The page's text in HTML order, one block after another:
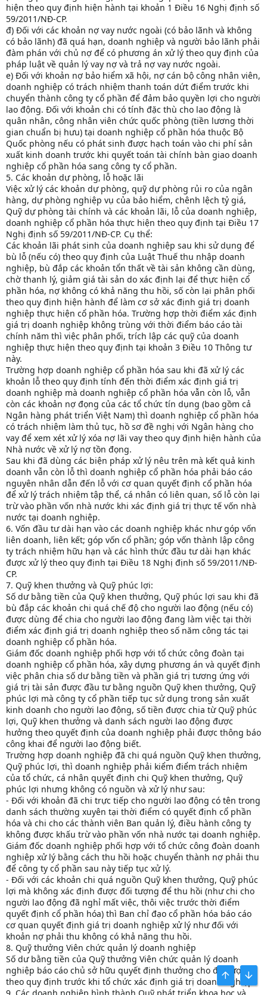
hiện theo quy định hiện hành tại khoản 1 Điều 16 Nghị định số
59/2011/NĐ-CP.
đ) Đối với các khoản nợ vay nước ngoài (có bảo lãnh và không
có bảo lãnh) đã quá hạn, doanh nghiệp và người bảo lãnh phải
đàm phán với chủ nợ để có phương án xử lý theo quy định của
pháp luật về quản lý vay nợ và trả nợ vay nước ngoài.
e) Đối với khoản nợ bảo hiểm xã hội, nợ cán bộ công nhân viên,
doanh nghiệp có trách nhiệm thanh toán dứt điểm trước khi
chuyển thành công ty cổ phần để đảm bảo quyền lợi cho người
lao động. Đối với khoản chi có tính đặc thù cho lao động là
quân nhân, công nhân viên chức quốc phòng (tiền lương thời
gian chuẩn bị hưu) tại doanh nghiệp cổ phần hóa thuộc Bộ
Quốc phòng nếu có phát sinh được hạch toán vào chi phí sản
xuất kinh doanh trước khi quyết toán tài chính bàn giao doanh
nghiệp cổ phần hóa sang công ty cổ phần.
5. Các khoản dự phòng, lỗ hoặc lãi
Việc xử lý các khoản dự phòng, quỹ dự phòng rủi ro của ngân
hàng, dự phòng nghiệp vụ của bảo hiểm, chênh lệch tỷ giá,
Quỹ dự phòng tài chính và các khoản lãi, lỗ của doanh nghiệp,
doanh nghiệp cổ phần hóa thực hiện theo quy định tại Điều 17
Nghị định số 59/2011/NĐ-CP. Cụ thể:
Các khoản lãi phát sinh của doanh nghiệp sau khi sử dụng để
bù lỗ (nếu có) theo quy định của Luật Thuế thu nhập doanh
nghiệp, bù đắp các khoản tổn thất về tài sản không cần dùng,
chờ thanh lý, giảm giá tài sản do xác định lại để thực hiện cổ
phần hóa, nợ không có khả năng thu hồi, số còn lại phân phối
theo quy định hiện hành để làm cơ sở xác định giá trị doanh
nghiệp thực hiện cổ phần hóa. Trường hợp thời điểm xác định
giá trị doanh nghiệp không trùng với thời điểm báo cáo tài
chính năm thì việc phân phối, trích lập các quỹ của doanh
nghiệp thực hiện theo quy định tại khoản 3 Điều 10 Thông tư
này.
Trường hợp doanh nghiệp cổ phần hóa sau khi đã xử lý các
khoản lỗ theo quy định tính đến thời điểm xác định giá trị
doanh nghiệp mà doanh nghiệp cổ phần hóa vẫn còn lỗ, vẫn
còn các khoản nợ đọng của các tổ chức tín dụng (bao gồm cả
Ngân hàng phát triển Việt Nam) thì doanh nghiệp cổ phần hóa
có trách nhiệm làm thủ tục, hồ sơ đề nghị với Ngân hàng cho
vay để xem xét xử lý xóa nợ lãi vay theo quy định hiện hành của
Nhà nước về xử lý nợ tồn đọng.
Sau khi đã dùng các biện pháp xử lý nêu trên mà kết quả kinh
doanh vẫn còn lỗ thì doanh nghiệp cổ phần hóa phải báo cáo
nguyên nhân dẫn đến lỗ với cơ quan quyết định cổ phần hóa
để xử lý trách nhiệm tập thể, cá nhân có liên quan, số lỗ còn lại
trừ vào phần vốn nhà nước khi xác định giá trị thực tế vốn nhà
nước tại doanh nghiệp.
6. Vốn đầu tư dài hạn vào các doanh nghiệp khác như góp vốn
liên doanh, liên kết; góp vốn cổ phần; góp vốn thành lập công
ty trách nhiệm hữu hạn và các hình thức đầu tư dài hạn khác
được xử lý theo quy định tại Điều 18 Nghị định số 59/2011/NĐ-
CP.
7. Quỹ khen thưởng và Quỹ phúc lợi:
Số dư bằng tiền của Quỹ khen thưởng, Quỹ phúc lợi sau khi đã
bù đắp các khoản chi quá chế độ cho người lao động (nếu có)
được dùng để chia cho người lao động đang làm việc tại thời
điểm xác định giá trị doanh nghiệp theo số năm công tác tại
doanh nghiệp cổ phần hóa.
Giám đốc doanh nghiệp phối hợp với tổ chức công đoàn tại
doanh nghiệp cổ phần hóa, xây dựng phương án và quyết định
việc phân chia số dư bằng tiền và phần giá trị tương ứng với
giá trị tài sản được đầu tư bằng nguồn Quỹ khen thưởng, Quỹ
phúc lợi mà công ty cổ phần tiếp tục sử dụng trong sản xuất
kinh doanh cho người lao động, số tiền được chia từ Quỹ phúc
lợi, Quỹ khen thưởng và danh sách người lao động được
hưởng theo quyết định của doanh nghiệp phải được thông báo
công khai để người lao động biết.
Trường hợp doanh nghiệp đã chi quá nguồn Quỹ khen thưởng,
Quỹ phúc lợi, thì doanh nghiệp phải kiểm điểm trách nhiệm
của tổ chức, cá nhân quyết định chi Quỹ khen thưởng, Quỹ
phúc lợi nhưng không có nguồn và xử lý như sau:
- Đối với khoản đã chi trực tiếp cho người lao động có tên trong
danh sách thường xuyên tại thời điểm có quyết định cổ phần
hóa và chi cho các thành viên Ban quản lý, điều hành công ty
không được khấu trừ vào phần vốn nhà nước tại doanh nghiệp.
Giám đốc doanh nghiệp phối hợp với tổ chức công đoàn doanh
nghiệp xử lý bằng cách thu hồi hoặc chuyển thành nợ phải thu
để công ty cổ phần sau này tiếp tục xử lý.
- Đối với các khoản chi quá nguồn Quỹ khen thưởng, Quỹ phúc
lợi mà không xác định được đối tượng để thu hồi (như chi cho
người lao động đã nghỉ mất việc, thôi việc trước thời điểm
quyết định cổ phần hóa) thì Ban chỉ đạo cổ phần hóa báo cáo
cơ quan quyết định giá trị doanh nghiệp xử lý như đối với
khoản nợ phải thu không có khả năng thu hồi.
8. Quỹ thưởng Viên chức quản lý doanh nghiệp
Số dư bằng tiền của Quỹ thưởng Viên chức quản lý doanh
nghiệp báo cáo chủ sở hữu quyết định thưởng cho đối tượng
theo quy định trước khi tổ chức xác định giá trị doanh nghiệp.
BÊN TRÊN